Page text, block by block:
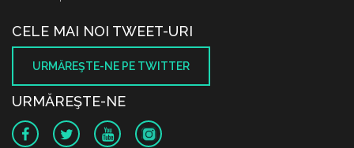
CELE MAI NOI TWEET-URI
URMĂREŞTE-NE PE TWITTER
URMĂREŞTE-NE